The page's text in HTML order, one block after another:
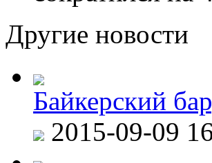
Другие новости
Байкерский
2015-09-09